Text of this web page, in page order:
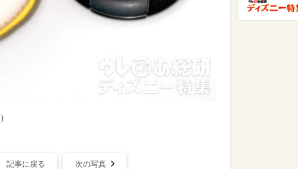
記事に戻る 次の写真